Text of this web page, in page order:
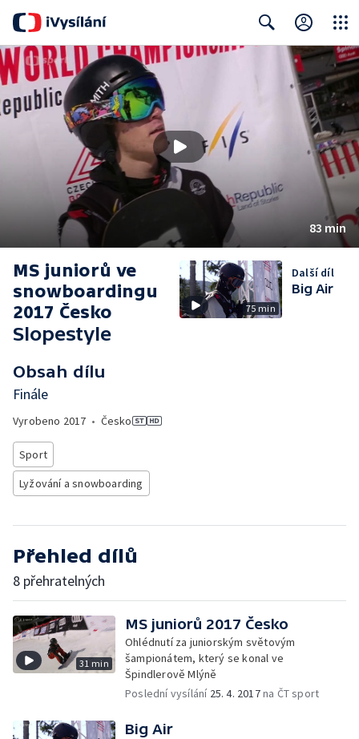
Close
83 min
MS juniorů ve
snowboardingu
2017 Česko
Slopestyle
Obsah dílu
Finále
Vyrobeno 2017 • Česko
Sport
Lyžování a snowboarding
75 min
Další díl
Big Air
Přehled dílů
8 přehratelných
31 min
MS juniorů 2017 Česko
Ohlédnutí za juniorským světovým
šampionátem, který se konal ve
Špindlerově Mlýně
Poslední vysílání 25. 4. 2017na ČT sport
Big Air